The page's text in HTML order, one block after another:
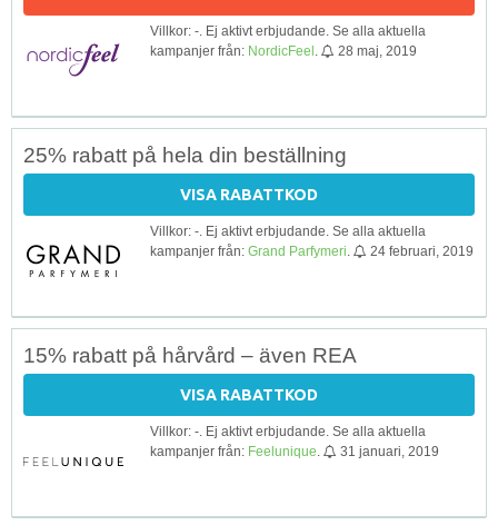
Villkor: -. Ej aktivt erbjudande. Se alla aktuella
kampanjer från: NordicFeel 28 maj, 2019
25% rabatt på hela din beställning
VISA RABATTKOD
Villkor: -. Ej aktivt erbjudande. Se alla aktuella
kampanjer från: Grand Parfymeri 24 februari, 2019
15% rabatt på hårvård – även REA
VISA RABATTKOD
Villkor: -. Ej aktivt erbjudande. Se alla aktuella
kampanjer från: Feelunique 31 januari, 2019